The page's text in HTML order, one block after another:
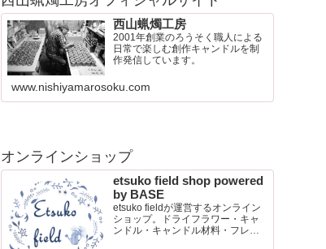
西山蝋燭工房
2001年創業のろうそく職人による
日常で楽しむ創作キャンドルを制
作発信しています。
www.nishiyamarosoku.com
オンラインショップ
etsuko field shop powered
by BASE
etsuko fieldが運営するオンライン
ショップ。ドライフラワー・キャ
ンドル・キャンドル材料・フレグ